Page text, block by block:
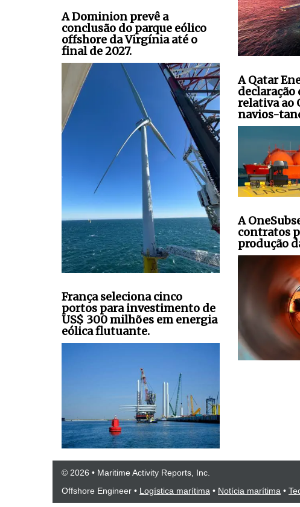
A Dominion prevê a
conclusão do parque eólico
offshore da Virgínia até o
final de 2027.
França seleciona cinco
portos para investimento de
US$ 300 milhões em energia
eólica flutuante.
A Qatar
declaração
relativa ao
navios-
A
contratos
produção
© 2026 • Maritime Activity Reports, Inc.
Offshore Engineer • Logística marítima • Notícia marítima •